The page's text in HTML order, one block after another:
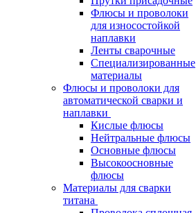
Флюсы и проволоки
для износостойкой
наплавки
Ленты сварочные
Специализированные
материалы
Флюсы и проволоки для
автоматической сварки и
наплавки
Кислые флюсы
Нейтральные флюсы
Основные флюсы
Высокоосновные
флюсы
Материалы для сварки
титана